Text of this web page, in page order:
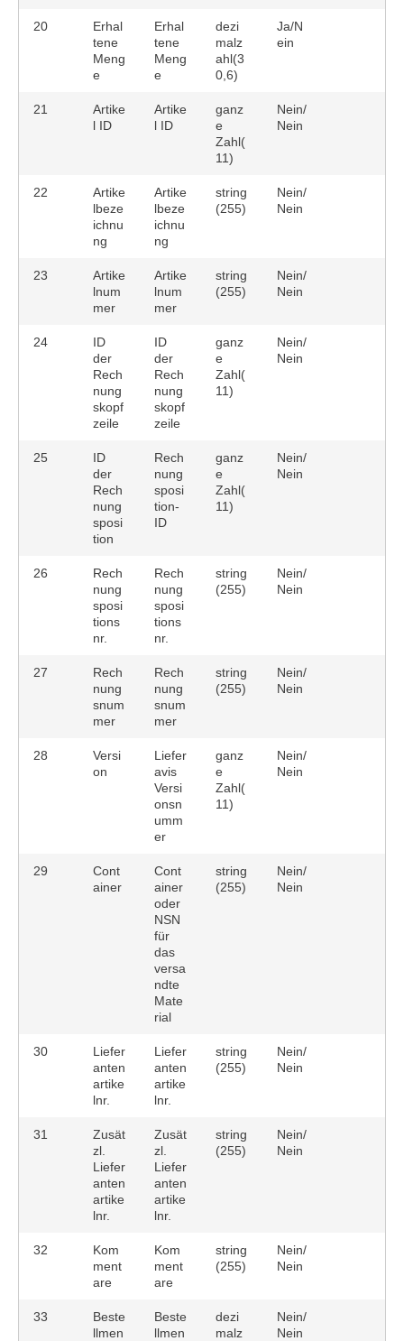
20
Erhal
tene
Meng
e
Erhal
tene
Meng
e
dezi
malz
ahl(3
0,6)
Ja/N
ein
21
Artike
l ID
Artike
l ID
ganz
e
Zahl(
11)
Nein/
Nein
22
Artike
lbeze
ichnu
ng
Artike
lbeze
ichnu
ng
string
(255)
Nein/
Nein
23
Artike
lnum
mer
Artike
lnum
mer
string
(255)
Nein/
Nein
24
ID
der
Rech
nung
skopf
zeile
ID
der
Rech
nung
skopf
zeile
ganz
e
Zahl(
11)
Nein/
Nein
25
ID
der
Rech
nung
sposi
tion
Rech
nung
sposi
tion-
ID
ganz
e
Zahl(
11)
Nein/
Nein
26
Rech
nung
sposi
tions
nr.
Rech
nung
sposi
tions
nr.
string
(255)
Nein/
Nein
27
Rech
nung
snum
mer
Rech
nung
snum
mer
string
(255)
Nein/
Nein
28
Versi
on
Liefer
avis
Versi
onsn
umm
er
ganz
e
Zahl(
11)
Nein/
Nein
29
Cont
ainer
Cont
ainer
oder
NSN
für
das
versa
ndte
Mate
rial
string
(255)
Nein/
Nein
30
Liefer
anten
artike
lnr.
Liefer
anten
artike
lnr.
string
(255)
Nein/
Nein
31
Zusät
zl.
Liefer
anten
artike
lnr.
Zusät
zl.
Liefer
anten
artike
lnr.
string
(255)
Nein/
Nein
32
Kom
ment
are
Kom
ment
are
string
(255)
Nein/
Nein
33
Beste
llmen
Beste
llmen
dezi
malz
Nein/
Nein